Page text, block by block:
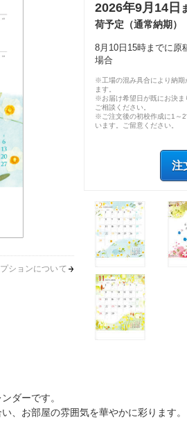
ションについて
2026年9月14日
荷予定（通常納期）
8月10日15時までに原
場合
※工場の混み具合により納期
ます。
※お届け希望日が既にお決ま
ご相談ください。
※ご注文後の初校作成に1～
います。ご留意ください。
注
ダーです。
、お部屋の雰囲気を華やかに彩ります。